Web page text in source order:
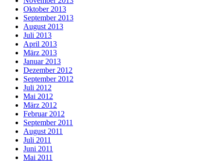
Oktober 2013
September 2013
August 2013
Juli 2013
April 2013
März 2013
Januar 2013
Dezember 2012
September 2012
Juli 2012
Mai 2012
März 2012
Februar 2012
September 2011
August 2011
Juli 2011
Juni 2011
Mai 2011